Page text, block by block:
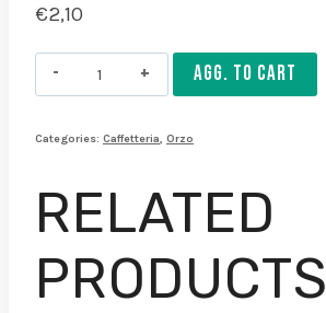
€2,10
piccolo
cocco
AGG. TO CART
Categories: Caffetteria Orzo
RELATED
PRODUCTS